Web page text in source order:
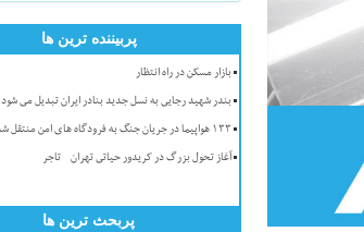
پربیننده ترین ها
بازار مسکن در راه انتظار
بندر شهید رجایی به نسل جدید بنادر ایران تبدیل می شود
۱۳۳ هواپیما در جریان جنگ به فرودگاه های امن منتقل شدند
آغاز تحول بزرگ در کریدور حیاتی تهران - تاجر
پربحث ترین ها